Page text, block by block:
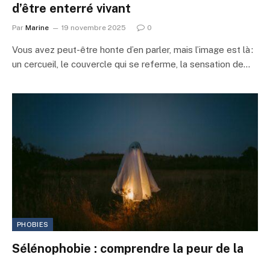
d’être enterré vivant
Par Marine 19 novembre 2025 0
Vous avez peut-être honte d’en parler, mais l’image est là :
un cercueil, le couvercle qui se referme, la sensation de…
PHOBIES
Sélénophobie : comprendre la peur de la